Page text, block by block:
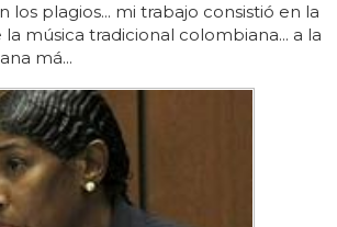
los plagios... mi trabajo consistió en la
música tradicional colombiana... a la
má...